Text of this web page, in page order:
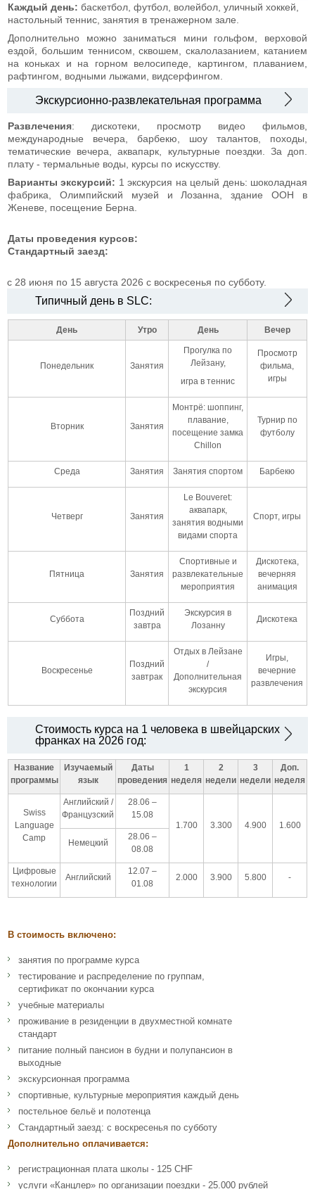
Каждый день: баскетбол, футбол, волейбол, уличный хоккей,
настольный теннис, занятия в тренажерном зале.
Дополнительно можно заниматься мини гольфом, верховой
ездой, большим теннисом, сквошем, скалолазанием, катанием
на коньках и на горном велосипеде, картингом, плаванием,
рафтингом, водными лыжами, видсерфингом.
Экскурсионно-развлекательная программа
Развлечения: дискотеки, просмотр видео фильмов,
международные вечера, барбекю, шоу талантов, походы,
тематические вечера, аквапарк, культурные поездки. За доп.
плату - термальные воды, курсы по искусству.
Варианты экскурсий: 1 экскурсия на целый день: шоколадная
фабрика, Олимпийский музей и Лозанна, здание ООН в
Женеве, посещение Берна.
Даты проведения курсов:
Стандартный заезд:
c 28 июня по 15 августа 2026 с воскресенья по субботу.
Типичный день в SLC:
День Утро День Вечер
Понедельник Занятия
Прогулка по
Лейзану,
игра в теннис
Просмотр
фильма,
игры
Вторник Занятия
Монтрё: шоппинг,
плавание,
посещение замка
Chillon
Турнир по
футболу
Среда Занятия Занятия спортом Барбекю
Четверг Занятия
Le Bouveret:
аквапарк,
занятия водными
видами спорта
Спорт, игры
Пятница Занятия
Спортивные и
развлекательные
мероприятия
Дискотека,
вечерняя
анимация
Суббота
Поздний
завтра
Экскурсия в
Лозанну
Дискотека
Воскресенье
Поздний
завтрак
Отдых в Лейзане
/
Дополнительная
экскурсия
Игры,
вечерние
развлечения
Стоимость курса на 1 человека в швейцарских
франках на 2026 год:
Название
программы
Изучаемый
язык
Даты
проведения
1
неделя
2
недели
3
недели
Доп.
неделя
Swiss
Language
Camp
Английский /
Французский
28.06 –
15.08
1.700
3.300 4.900
1.600
Немецкий
28.06 –
08.08
Цифровые
технологии
Английский
12.07 –
01.08
2.000 3.900 5.800 -
В стоимость включено:
занятия по программе курса
тестирование и распределение по группам,
сертификат по окончании курса
учебные материалы
проживание в резиденции в двухместной комнате
стандарт
питание полный пансион в будни и полупансион в
выходные
экскурсионная программа
спортивные, культурные мероприятия каждый день
постельное бельё и полотенца
Стандартный заезд: с воскресенья по субботу
Дополнительно оплачивается:
регистрационная плата школы - 125 CHF
услуги «Канцлер» по организации поездки - 25.000 рублей